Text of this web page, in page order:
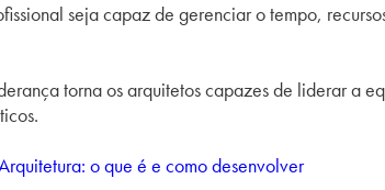
seja capaz de gerenciar o tempo,
torna os arquitetos capazes de liderar a
o que é e como desenvolver